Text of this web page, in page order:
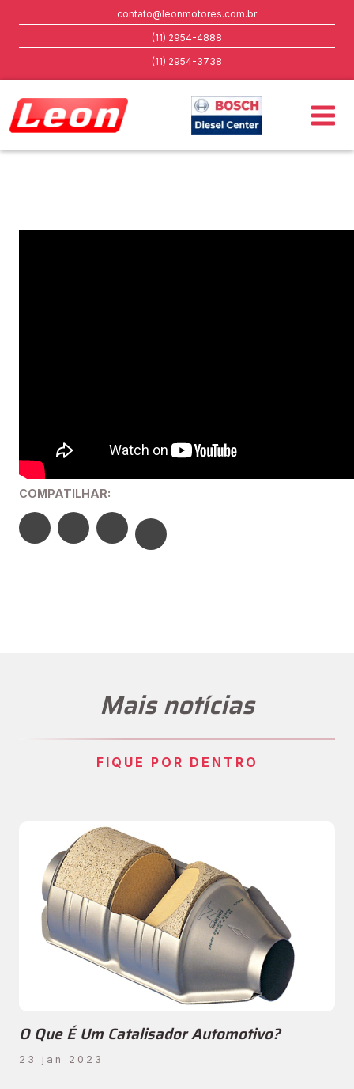
contato@leonmotores.com.br
(11) 2954-4888
(11) 2954-3738
COMPATILHAR:
Mais notícias
FIQUE POR DENTRO
O Que É Um Catalisador Automotivo?
23 jan 2023